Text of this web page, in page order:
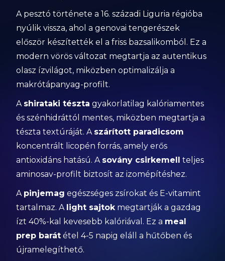
A pesztó története a 16. századi Liguria régióba
nyúlik vissza, ahol a genovai tengerészek
először készítették el a friss bazsalikomból. Ez a
modern vörös változat megtartja az autentikus
olasz ízvilágot, miközben optimalizálja a
makrótápanyag-profilt.
A shirataki tészta gyakorlatilag kalóriamentes
és szénhidráttól mentes, miközben megtartja a
tészta textúráját. A szárított paradicsom
koncentrált licopén forrás, amely erős
antioxidáns hatású. A sovány csirkemell teljes
aminosav-profilt biztosít az izomépítéshez.
A pinjemag egészséges zsírokat és E-vitamint
tartalmaz. A light sajtokmegtartják a gazdag
ízt 40%-kal kevesebb kalóriával. Ez a meal
prep barát étel 4-5 napig eláll a hűtőben és
újramelegíthető.